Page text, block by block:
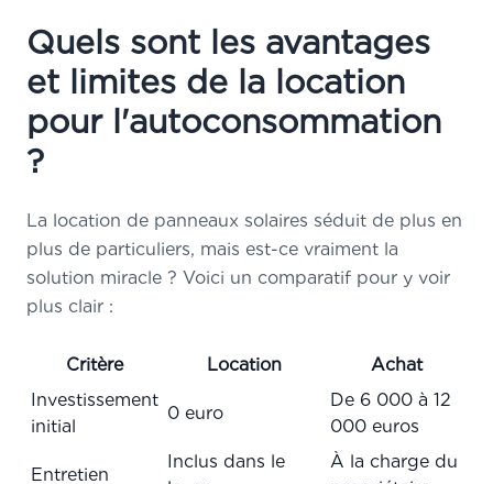
Quels sont les avantages
et limites de la location
pour l'autoconsommation
?
La location de panneaux solaires séduit de plus en
plus de particuliers, mais est-ce vraiment la
solution miracle ? Voici un comparatif pour y voir
plus clair :
Critère Location
Achat
Investissement
initial
0 euro
De 6 000 à 12
000 euros
Entretien
Inclus dans le
À la charge du